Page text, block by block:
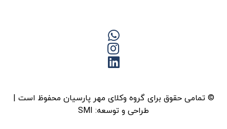
© تمامی حقوق برای گروه وکلای مهر پارسیان محفوظ است |
طراحی و توسعه: SMI